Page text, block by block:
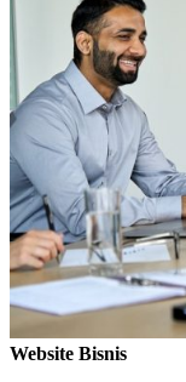
Website Bisnis